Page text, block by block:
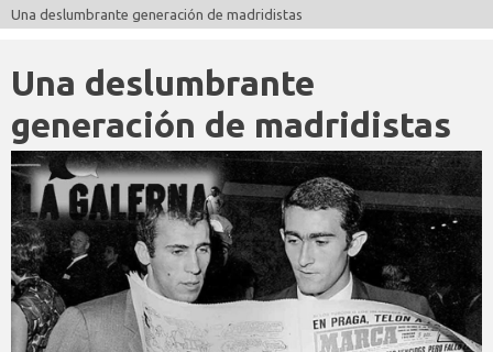
Una deslumbrante generación de madridistas
Una deslumbrante
generación de madridistas